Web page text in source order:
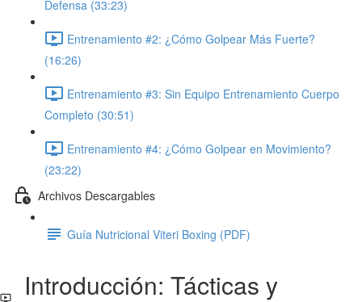
Defensa (33:23)
Entrenamiento #2: ¿Cómo Golpear Más Fuerte?
(16:26)
Entrenamiento #3: Sin Equipo Entrenamiento Cuerpo
Completo (30:51)
Entrenamiento #4: ¿Cómo Golpear en Movimiento?
(23:22)
Archivos Descargables
Guía Nutricional Viteri Boxing (PDF)
Introducción: Tácticas y